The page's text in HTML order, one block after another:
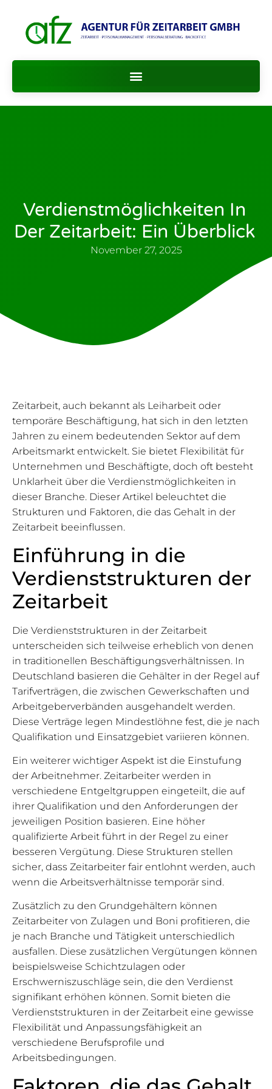
Verdienstmöglichkeiten In
Der Zeitarbeit: Ein Überblick
November 27, 2025
Zeitarbeit, auch bekannt als Leiharbeit oder
temporäre Beschäftigung, hat sich in den letzten
Jahren zu einem bedeutenden Sektor auf dem
Arbeitsmarkt entwickelt. Sie bietet Flexibilität für
Unternehmen und Beschäftigte, doch oft besteht
Unklarheit über die Verdienstmöglichkeiten in
dieser Branche. Dieser Artikel beleuchtet die
Strukturen und Faktoren, die das Gehalt in der
Zeitarbeit beeinflussen.
Einführung in die
Verdienststrukturen der
Zeitarbeit
Die Verdienststrukturen in der Zeitarbeit
unterscheiden sich teilweise erheblich von denen
in traditionellen Beschäftigungsverhältnissen. In
Deutschland basieren die Gehälter in der Regel auf
Tarifverträgen, die zwischen Gewerkschaften und
Arbeitgeberverbänden ausgehandelt werden.
Diese Verträge legen Mindestlöhne fest, die je nach
Qualifikation und Einsatzgebiet variieren können.
Ein weiterer wichtiger Aspekt ist die Einstufung
der Arbeitnehmer. Zeitarbeiter werden in
verschiedene Entgeltgruppen eingeteilt, die auf
ihrer Qualifikation und den Anforderungen der
jeweiligen Position basieren. Eine höher
qualifizierte Arbeit führt in der Regel zu einer
besseren Vergütung. Diese Strukturen stellen
sicher, dass Zeitarbeiter fair entlohnt werden, auch
wenn die Arbeitsverhältnisse temporär sind.
Zusätzlich zu den Grundgehältern können
Zeitarbeiter von Zulagen und Boni profitieren, die
je nach Branche und Tätigkeit unterschiedlich
ausfallen. Diese zusätzlichen Vergütungen können
beispielsweise Schichtzulagen oder
Erschwerniszuschläge sein, die den Verdienst
signifikant erhöhen können. Somit bieten die
Verdienststrukturen in der Zeitarbeit eine gewisse
Flexibilität und Anpassungsfähigkeit an
verschiedene Berufsprofile und
Arbeitsbedingungen.